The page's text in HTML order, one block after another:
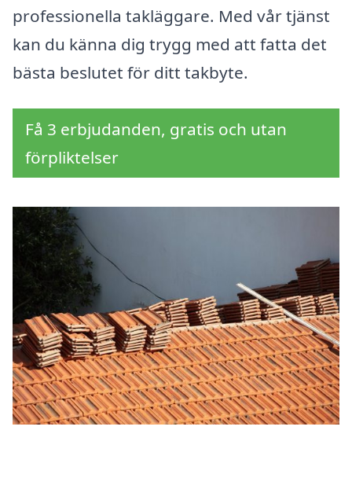
professionella takläggare. Med vår tjänst
kan du känna dig trygg med att fatta det
bästa beslutet för ditt takbyte.
Få 3 erbjudanden, gratis och utan
förpliktelser